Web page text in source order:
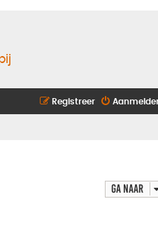
Registreer
Ga naar